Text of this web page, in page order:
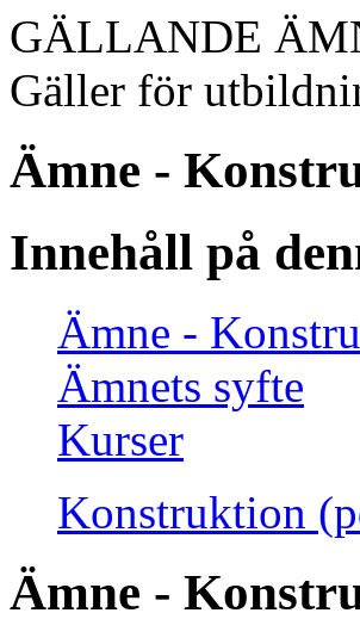
GÄLLANDE
Gäller för
Ämne -
Innehåll på
Ämne -
Ämnets syfte
Kurser
Konstruktion
Ämne -